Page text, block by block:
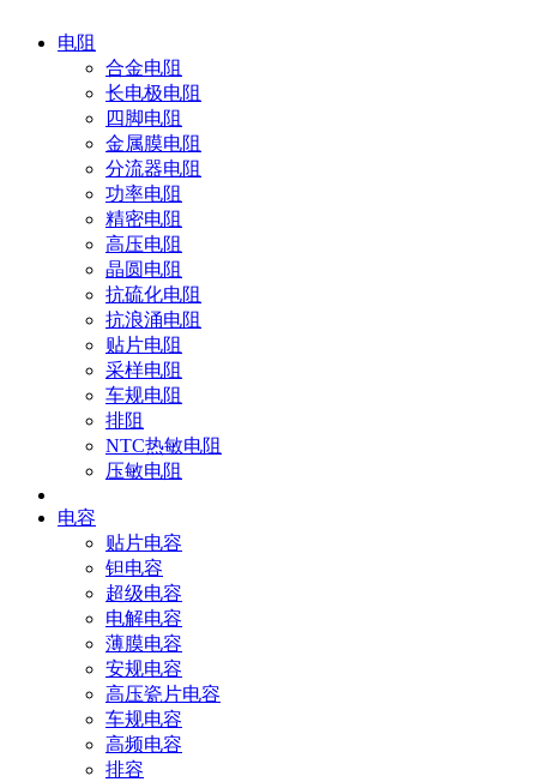
电阻
合金电阻
长电极电阻
四脚电阻
金属膜电阻
分流器电阻
功率电阻
精密电阻
高压电阻
晶圆电阻
抗硫化电阻
抗浪涌电阻
贴片电阻
采样电阻
车规电阻
排阻
NTC热敏电阻
压敏电阻
电容
贴片电容
钽电容
超级电容
电解电容
薄膜电容
安规电容
高压瓷片电容
车规电容
高频电容
排容